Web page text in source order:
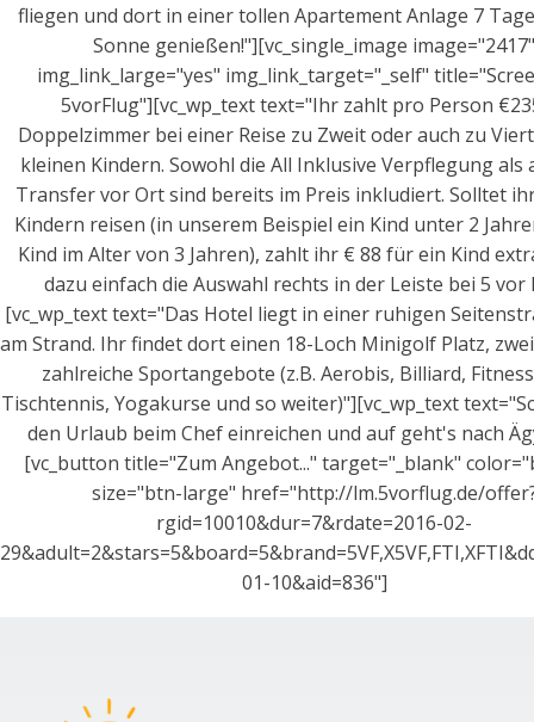
fliegen und dort in einer tollen Apartement Anlage 7
Sonne genießen!"][vc_single_image image="2417"
img_link_large="yes" img_link_target="_self"
5vorFlug"][vc_wp_text text="Ihr zahlt pro Person
Doppelzimmer bei einer Reise zu Zweit oder auch zu
kleinen Kindern. Sowohl die All Inklusive Verpflegung als
Transfer vor Ort sind bereits im Preis inkludiert. Solltet
Kindern reisen (in unserem Beispiel ein Kind unter 2
Kind im Alter von 3 Jahren), zahlt ihr € 88 für ein Kind
dazu einfach die Auswahl rechts in der Leiste bei 5 vor
[vc_wp_text text="Das Hotel liegt in einer ruhigen
am Strand. Ihr findet dort einen 18-Loch Minigolf Platz,
zahlreiche Sportangebote (z.B. Aerobis, Billiard,
Tischtennis, Yogakurse und so weiter)"][vc_wp_text
den Urlaub beim Chef einreichen und auf geht's nach
[vc_button title="Zum Angebot..." target="_blank"
size="btn-large" href="http://lm.5vorflug.de/
rgid=10010&dur=7&rdate=2016-02-
01-10&aid=836"]